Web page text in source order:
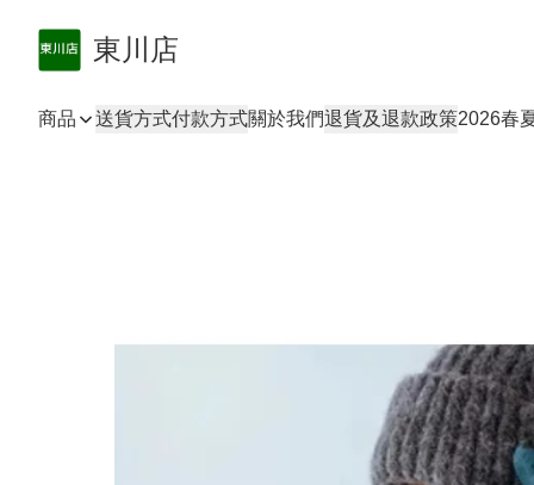
東川店
商品 送貨方式付款方式關於我們退貨及退款政策2026春